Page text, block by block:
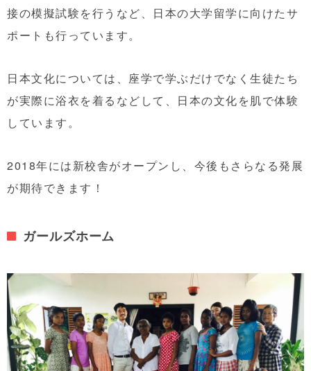
接の模擬試験を行うなど、日本の大学留学に向けたサ
ポートも行っています。
日本文化については、座学で学ぶだけでなく生徒たち
が実際に浴衣を着るなどして、日本の文化を肌で体験
しています。
2018年には新校舎がオープンし、今後もさらなる発展
が期待できます！
ガールズホーム